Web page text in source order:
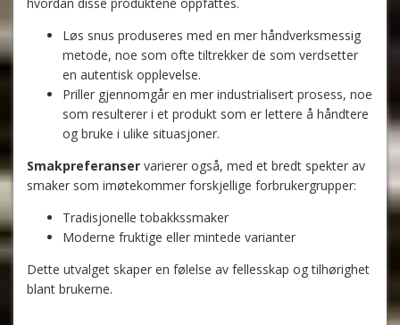
Løs snus produseres med en mer håndverksmessig
metode, noe som ofte tiltrekker de som verdsetter
en autentisk opplevelse.
Priller gjennomgår en mer industrialisert prosess, noe
som resulterer i et produkt som er lettere å håndtere
og bruke i ulike situasjoner.
Smakpreferanser varierer også, med et bredt spekter av
smaker som imøtekommer forskjellige forbrukergrupper:
Tradisjonelle tobakkssmaker
Moderne fruktige eller mintede varianter
Dette utvalget skaper en følelse av fellesskap og tilhørighet
blant brukerne.